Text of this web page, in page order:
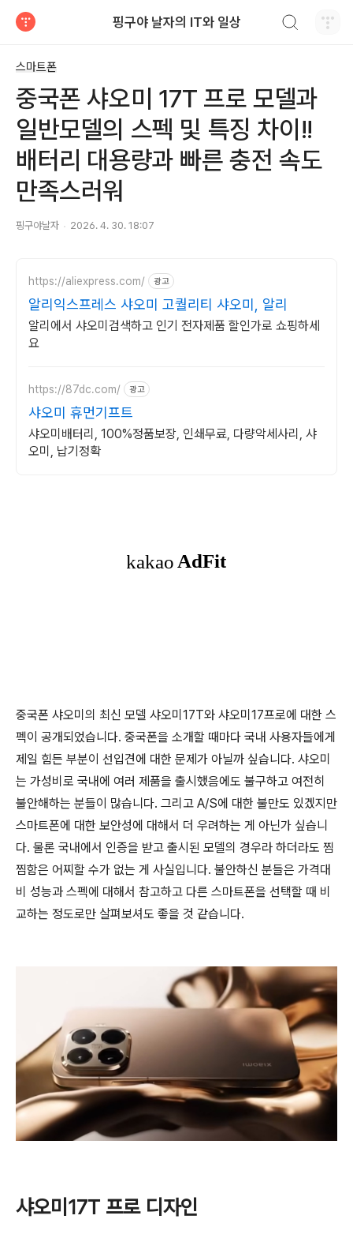
핑구야 날자의 IT와 일상
스마트폰
중국폰 샤오미 17T 프로 모델과
일반모델의 스펙 및 특징 차이!!
배터리 대용량과 빠른 충전 속도
만족스러워
핑구야날자 2026. 4. 30. 18:07
https://aliexpress.com/ 광고
알리익스프레스 샤오미 고퀄리티 샤오미, 알리
알리에서 샤오미검색하고 인기 전자제품 할인가로 쇼핑하세
요
https://87dc.com/ 광고
샤오미 휴먼기프트
샤오미배터리, 100%정품보장, 인쇄무료, 다량악세사리, 샤
오미, 납기정확
중국폰 샤오미의 최신 모델 샤오미17T와 샤오미17프로에 대한 스
펙이 공개되었습니다. 중국폰을 소개할 때마다 국내 사용자들에게
제일 힘든 부분이 선입견에 대한 문제가 아닐까 싶습니다. 샤오미
는 가성비로 국내에 여러 제품을 출시했음에도 불구하고 여전히
불안해하는 분들이 많습니다. 그리고 A/S에 대한 불만도 있겠지만
스마트폰에 대한 보안성에 대해서 더 우려하는 게 아닌가 싶습니
다. 물론 국내에서 인증을 받고 출시된 모델의 경우라 하더라도 찜
찜함은 어찌할 수가 없는 게 사실입니다. 불안하신 분들은 가격대
비 성능과 스펙에 대해서 참고하고 다른 스마트폰을 선택할 때 비
교하는 정도로만 살펴보셔도 좋을 것 같습니다.
샤오미17T 프로 디자인